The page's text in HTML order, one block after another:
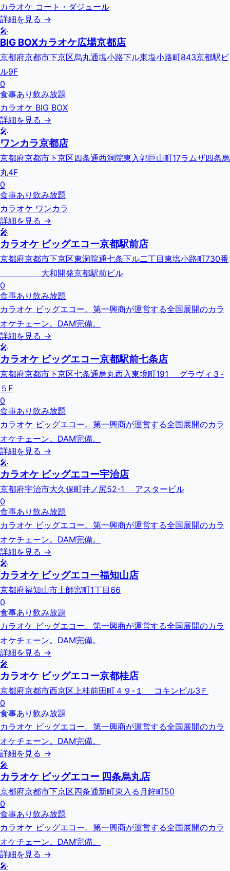
カラオケ コート・ダジュール
詳細を見る →
🎤
BIG BOXカラオケ広場京都店
京都府京都市下京区烏丸通塩小路下ル東塩小路町843京都駅ビ
ル9F
0
食事あり 飲み放題
カラオケ BIG BOX
詳細を見る →
🎤
ワンカラ京都店
京都府京都市下京区四条通西洞院東入郭巨山町17ラムザ四条烏
丸4F
0
食事あり 飲み放題
カラオケ ワンカラ
詳細を見る →
🎤
カラオケ ビッグエコー京都駅前店
京都府京都市下京区東洞院通七条下ル二丁目東塩小路町730番
大和開発京都駅前ビル
0
食事あり 飲み放題
カラオケ ビッグエコー。第一興商が運営する全国展開のカラ
オケチェーン。DAM完備。
詳細を見る →
🎤
カラオケ ビッグエコー京都駅前七条店
京都府京都市下京区七条通烏丸西入東境町191 グラヴィ３-
５F
0
食事あり 飲み放題
カラオケ ビッグエコー。第一興商が運営する全国展開のカラ
オケチェーン。DAM完備。
詳細を見る →
🎤
カラオケ ビッグエコー宇治店
京都府宇治市大久保町井ノ尻52-1 アスタービル
0
食事あり 飲み放題
カラオケ ビッグエコー。第一興商が運営する全国展開のカラ
オケチェーン。DAM完備。
詳細を見る →
🎤
カラオケ ビッグエコー福知山店
京都府福知山市土師宮町1丁目66
0
食事あり 飲み放題
カラオケ ビッグエコー。第一興商が運営する全国展開のカラ
オケチェーン。DAM完備。
詳細を見る →
🎤
カラオケ ビッグエコー京都桂店
京都府京都市西京区上桂前田町４９-１ コキンビル3Ｆ
0
食事あり 飲み放題
カラオケ ビッグエコー。第一興商が運営する全国展開のカラ
オケチェーン。DAM完備。
詳細を見る →
🎤
カラオケ ビッグエコー 四条烏丸店
京都府京都市下京区四条通新町東入る月鉾町50
0
食事あり 飲み放題
カラオケ ビッグエコー。第一興商が運営する全国展開のカラ
オケチェーン。DAM完備。
詳細を見る →
🎤